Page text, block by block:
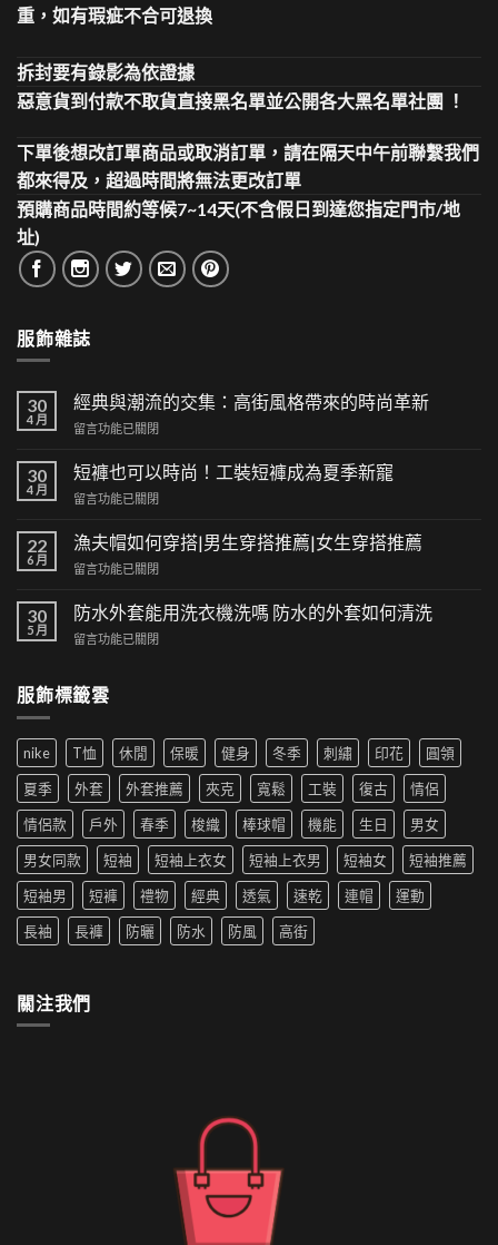
重，如有瑕疵不合可退換
拆封要有錄影為依證據
惡意貨到付款不取貨直接黑名單並公開各大黑名單社團 ！
下單後想改訂單商品或取消訂單，請在隔天中午前聯繫我們
都來得及，超過時間將無法更改訂單
預購商品時間約等候7~14天(不含假日到達您指定門市/地
址)
服飾雜誌
30
4 月
經典與潮流的交集：高街風格帶來的時尚革新
在
典
與
潮
的
交
集：
街
風
來
尚
革
新〉
中
留言功能已關閉
30
4 月
短褲也可以時尚！工裝短褲成為夏季新寵
在
褲
也
可
時
尚！
工
短
褲
為
夏
季
新
寵〉
中
留言功能已關閉
22
6 月
漁夫帽如何穿搭|男生穿搭推薦|女生穿搭推薦
在
夫
帽
如
搭|
生
穿
搭
推
薦|
女
生
穿
搭
推
薦〉
中
留言功能已關閉
30
5 月
防水外套能用洗衣機洗嗎 防水的外套如何清洗
在
外
用
洗
衣
機
嗎
防
水
外
套
清
洗〉
留言功能已關閉
服飾標籤雲
nike T恤 休閒 保暖 健身 冬季 刺繡 印花
圓領
夏季
外套 外套推薦 夾克 寬鬆 工裝 復古
情侶
情侶款
戶外 春季 梭織 棒球帽 機能 生日
男女
男女同款
短袖 短袖上衣女 短袖上衣男 短袖女
短袖推薦
短袖男
短褲 禮物 經典 透氣 速乾 連帽
運動
長袖
長褲 防曬 防水 防風 高街
關注我們